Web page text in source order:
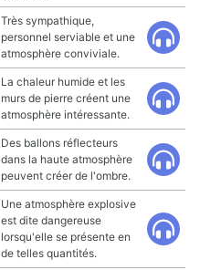
Très sympathique,
personnel serviable et une
atmosphère conviviale.
La chaleur humide et les
murs de pierre créent une
atmosphère intéressante.
Des ballons réflecteurs
dans la haute atmosphère
peuvent créer de l'ombre.
Une atmosphère explosive
est dite dangereuse
lorsqu'elle se présente en
de telles quantités.